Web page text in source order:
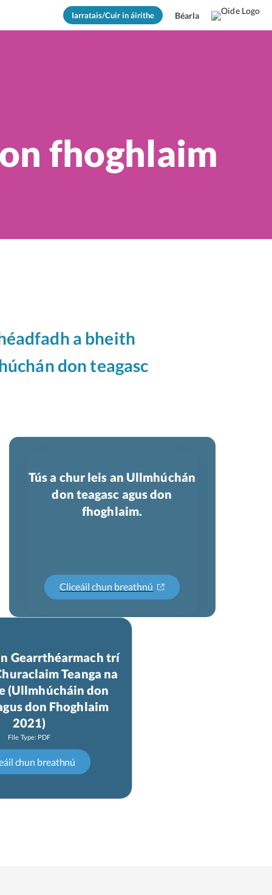
Iarratais/Cuir in áirithe Béarla
fhoghlaim
a bheith
don teagasc
Tús a chur leis an Ullmhúchán
don teagasc agus don
fhoghlaim.
Cliceáil chun breathnú
Gearrthéarmach trí
Teanga na
(Ullmhúcháin don
don Fhoghlaim
2021)